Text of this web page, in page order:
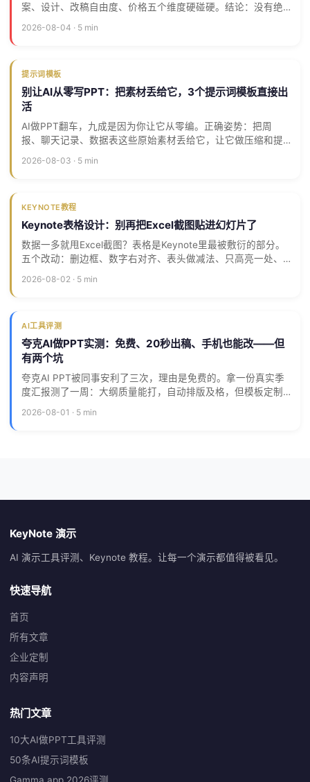
案、设计、改稿自由度、价格五个维度硬碰硬。结论：没有绝
2026-08-04 · 5 min
提示词模板
别让AI从零写PPT：把素材丢给它，3个提示词模板直接出
活
AI做PPT翻车，九成是因为你让它从零编。正确姿势：把周
报、聊天记录、数据表这些原始素材丢给它，让它做压缩和提
2026-08-03 · 5 min
KEYNOTE教程
Keynote表格设计：别再把Excel截图贴进幻灯片了
数据一多就甩Excel截图？表格是Keynote里最被敷衍的部分。
五个改动：删边框、数字右对齐、表头做减法、只高亮一处、
2026-08-02 · 5 min
AI工具评测
夸克AI做PPT实测：免费、20秒出稿、手机也能改——但
有两个坑
夸克AI PPT被同事安利了三次，理由是免费的。拿一份真实季
度汇报测了一周：大纲质量能打，自动排版及格，但模板定制
2026-08-01 · 5 min
KeyNote 演示
AI 演示工具评测、Keynote 教程。让每一个演示都值得被看见。
快速导航
首页
所有文章
企业定制
内容声明
热门文章
10大AI做PPT工具评测
50条AI提示词模板